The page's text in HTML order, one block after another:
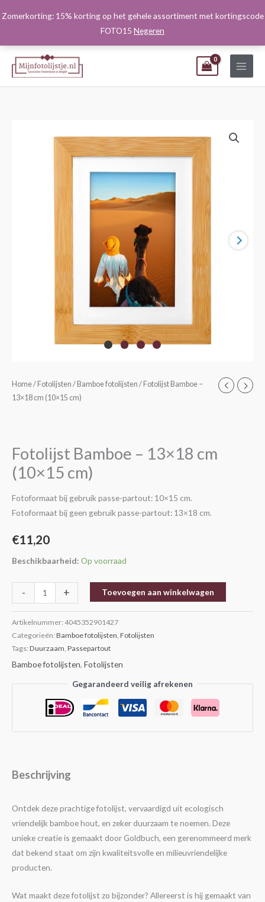
Zomerkorting: 15% korting op het gehele assortiment met kortingscode
FOTO15 Negeren
naar
Home/ Fotolijsten / Bamboe fotolijsten / Fotolijst Bamboe –
13×18 cm (10×15 cm)
Fotolijst Bamboe – 13×18 cm
(10×15 cm)
Fotoformaat bij gebruik passe-partout: 10×15 cm.
Fotoformaat bij geen gebruik passe-partout: 13×18 cm.
€11,20
Beschikbaarheid: Op voorraad
-
Fotolijst
Bamboe
(10x15
cm)
+ Toevoegen aan winkelwagen
Artikelnummer: 4045352901427
Categorieën: Bamboe fotolijsten Fotolijsten
Tags: Duurzaam Passepartout
Bamboe fotolijsten, Fotolijsten
Gegarandeerd veilig afrekenen
Beschrijving
Ontdek deze prachtige fotolijst, vervaardigd uit ecologisch
vriendelijk bamboe hout, en zeker duurzaam te noemen. Deze
unieke creatie is gemaakt door Goldbuch, een gerenommeerd merk
dat bekend staat om zijn kwaliteitsvolle en milieuvriendelijke
producten.
Wat maakt deze fotolijst zo bijzonder? Allereerst is hij gemaakt van